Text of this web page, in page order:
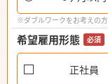
※ダブルワークをお考えの
希望雇用形態 必須
正社員